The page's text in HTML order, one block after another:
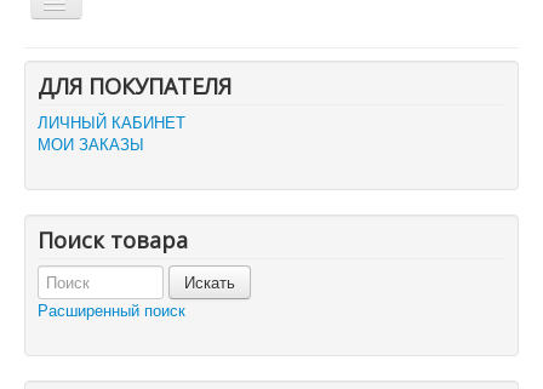
Главная
О компании
Политика безопасности
Пользовательское соглашение
Корзина
Отложенные товары
Вы здесь: Главная
ДЛЯ ПОКУПАТЕЛЯ
ЛИЧНЫЙ КАБИНЕТ
МОИ ЗАКАЗЫ
Поиск товара
Расширенный поиск